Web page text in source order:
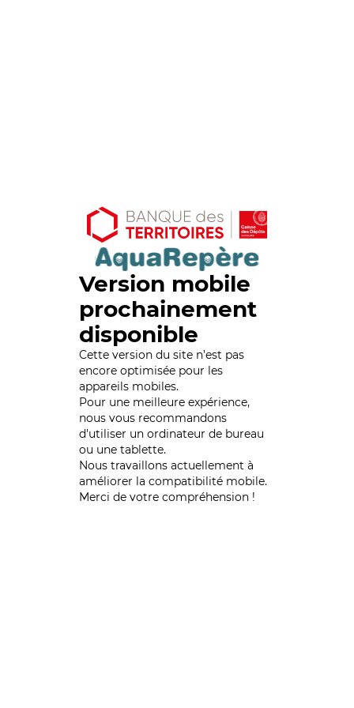
Version mobile
prochainement
disponible
Cette version du site n’est pas
encore optimisée pour les
appareils mobiles.
Pour une meilleure expérience,
nous vous recommandons
d'utiliser un ordinateur de bureau
ou une tablette.
Nous travaillons actuellement à
améliorer la compatibilité mobile.
Merci de votre compréhension !